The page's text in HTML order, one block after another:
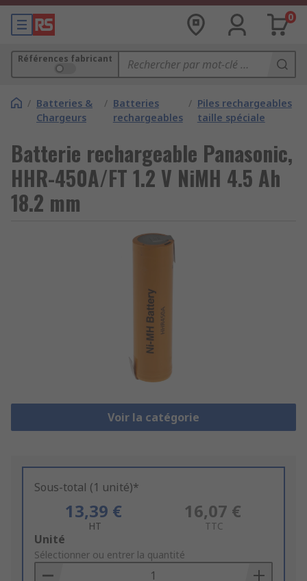
0
Références fabricant
/ Batteries &
Chargeurs
/ Batteries
rechargeables
/ Piles rechargeables
taille spéciale
Batterie rechargeable Panasonic,
HHR-450A/FT 1.2 V NiMH 4.5 Ah
18.2 mm
Voir la catégorie
Sous-total (1 unité)*
13,39 €
HT
16,07 €
TTC
Add
to
Basket
Unité
Sélectionner ou entrer la quantité